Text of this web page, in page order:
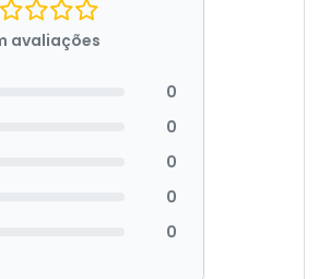
avaliações
0
0
0
0
0